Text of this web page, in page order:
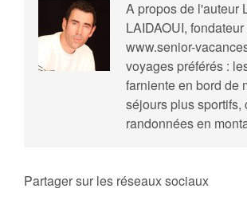
A propos de l'auteur
LAIDAOUI,
www.senior-
voyages préférés :
farniente en bord de
séjours plus sportifs,
randonnées en
Partager sur les réseaux sociaux